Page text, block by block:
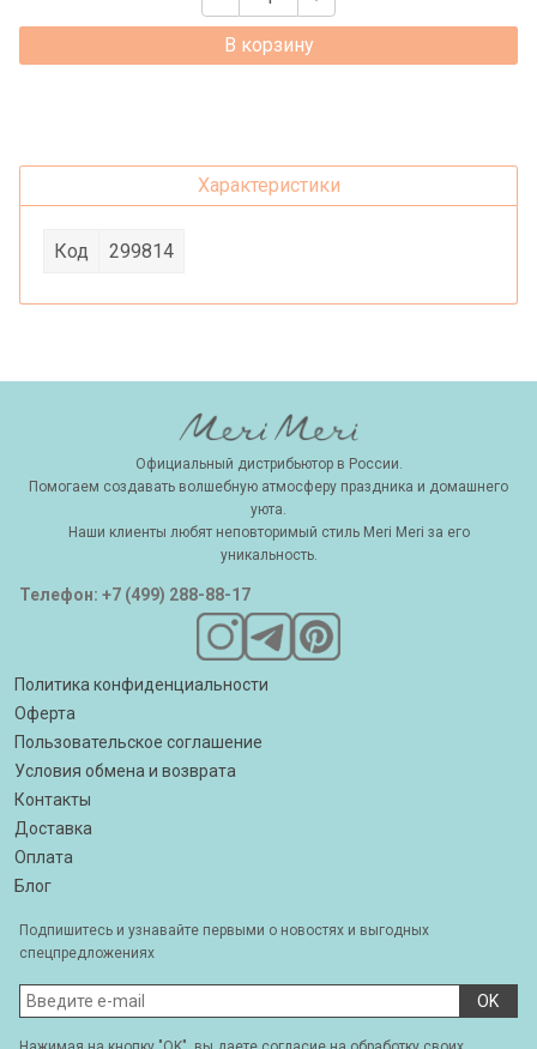
В корзину
Характеристики
Код 299814
Официальный дистрибьютор в России.
Помогаем создавать волшебную атмосферу праздника и домашнего
уюта.
Наши клиенты любят неповторимый стиль Meri Meri за его
уникальность.
Телефон: +7 (499) 288-88-17
Политика конфиденциальности
Оферта
Пользовательское соглашение
Условия обмена и возврата
Контакты
Доставка
Оплата
Блог
Подпишитесь и узнавайте первыми о новостях и выгодных
спецпредложениях
OK